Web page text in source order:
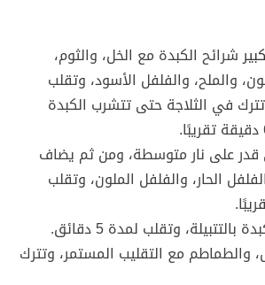
شرائح الكبدة مع الخل، والثوم،
والملح، والفلفل الأسود، وتقلب
في الثلاجة حتى تتشرب الكبدة
على نار متوسطة، ومن ثم يضاف
الحار، والفلفل الملون، وتقلب
بالتتبيلة، وتقلب لمدة 5 دقائق.
والطماطم مع التقليب المستمر، وتترك